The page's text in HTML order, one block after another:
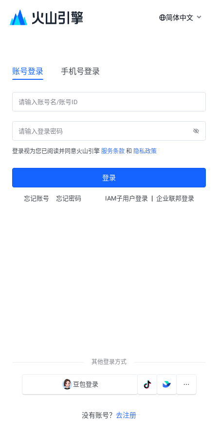
简体中文
账号登录 手机号登录
登录视为您已阅读并同意火山引擎 服务条款 和 隐私政策
登录
忘记账号 忘记密码 IAM子用户登录 | 企业联邦登录
其他登录方式
豆包登录
没有账号？ 去注册